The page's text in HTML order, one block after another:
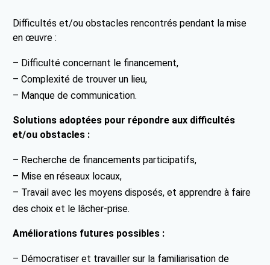
Difficultés et/ou obstacles rencontrés pendant la mise
en œuvre :
– Difficulté concernant le financement,
– Complexité de trouver un lieu,
– Manque de communication.
Solutions adoptées pour répondre aux difficultés
et/ou obstacles :
– Recherche de financements participatifs,
– Mise en réseaux locaux,
– Travail avec les moyens disposés, et apprendre à faire
des choix et le lâcher-prise.
Améliorations futures possibles :
– Démocratiser et travailler sur la familiarisation de